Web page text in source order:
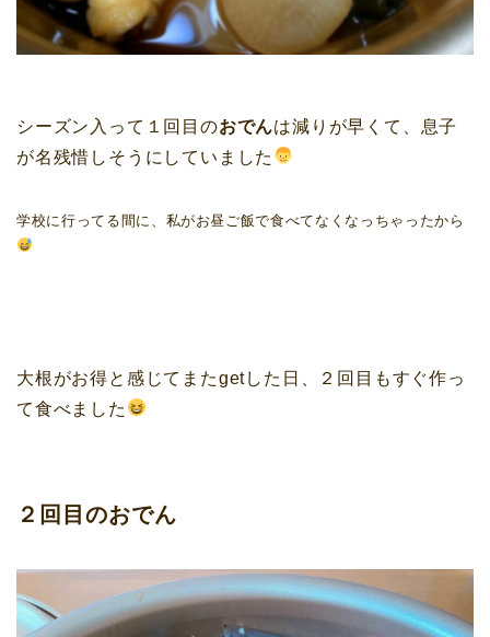
シーズン入って１回目のおでんは減りが早くて、息子
が名残惜しそうにしていました
学校に行ってる間に、私がお昼ご飯で食べてなくなっちゃったから
大根がお得と感じてまたgetした日、２回目もすぐ作っ
て食べました
２回目のおでん